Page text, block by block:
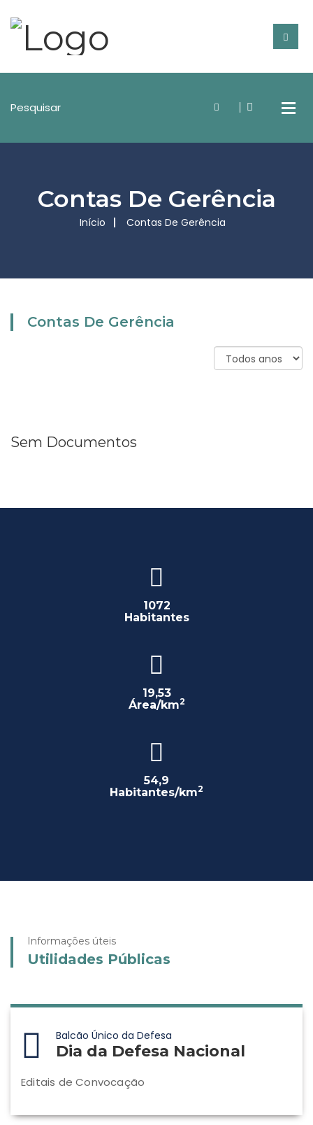
Contas De Gerência
Início Contas De Gerência
Contas De Gerência
Sem Documentos
1072
Habitantes
19,53
Área/km2
54,9
Habitantes/km2
Informações úteis
Utilidades Públicas
Balcão Único da Defesa
Dia da Defesa Nacional
Editais de Convocação